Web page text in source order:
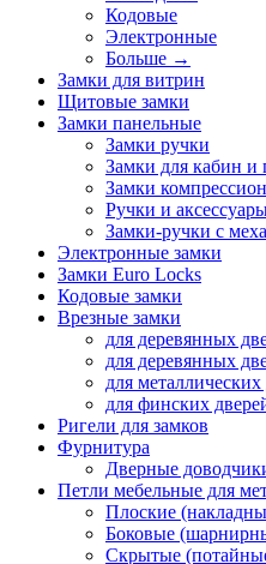
Кодовые
Электронные
Больше →
Замки для витрин
Щитовые замки
Замки панельные
Замки ручки
Замки для кабин и
Замки
Ручки и
Замки-ручки с
Электронные замки
Замки Euro Locks
Кодовые замки
Врезные замки
для деревянных
для деревянных
для металлических
для финских
Ригели для замков
Фурнитура
Дверные
Петли мебельные для
Плоские
Боковые
Скрытые